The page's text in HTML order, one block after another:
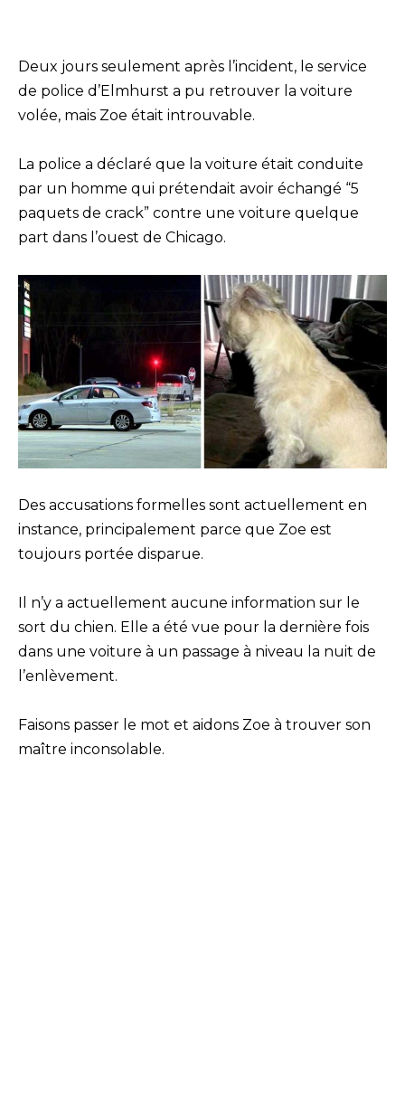
Deux jours seulement après l’incident, le service
de police d’Elmhurst a pu retrouver la voiture
volée, mais Zoe était introuvable.
La police a déclaré que la voiture était conduite
par un homme qui prétendait avoir échangé “5
paquets de crack” contre une voiture quelque
part dans l’ouest de Chicago.
Des accusations formelles sont actuellement en
instance, principalement parce que Zoe est
toujours portée disparue.
Il n’y a actuellement aucune information sur le
sort du chien. Elle a été vue pour la dernière fois
dans une voiture à un passage à niveau la nuit de
l’enlèvement.
Faisons passer le mot et aidons Zoe à trouver son
maître inconsolable.